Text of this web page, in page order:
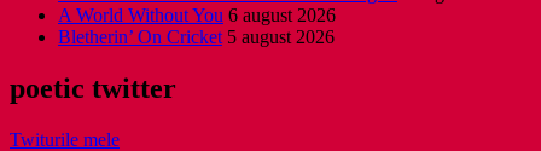
A World Without You 6 august 2026
Bletherin’ On Cricket 5 august 2026
poetic twitter
Twiturile mele